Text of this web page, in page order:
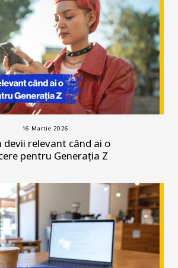
16 Martie 2026
devii relevant când ai o
pentru Generația Z